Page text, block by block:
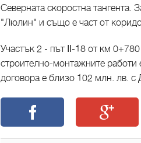
Северната скоростна тангента.
"Люлин" и също е част от
Участък 2 - път ІІ-18 от км
строително-монтажните
договора е близо 102 млн. лв. с